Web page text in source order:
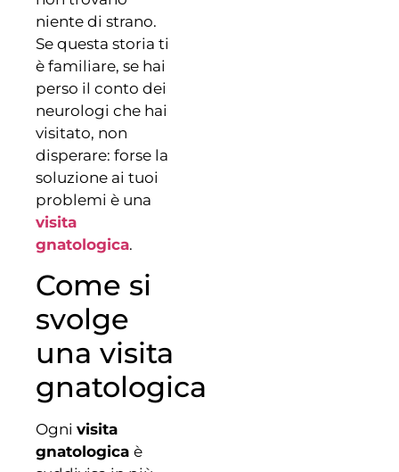
niente di strano.
Se questa storia ti
è familiare, se hai
perso il conto dei
neurologi che hai
visitato, non
disperare: forse la
soluzione ai tuoi
problemi è una
visita
gnatologica.
Come si
svolge
una visita
gnatologica
Ogni visita
gnatologica è